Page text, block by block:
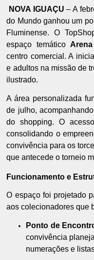
NOVA IGUAÇU – A
do Mundo ganhou um
Fluminense. O
espaço temático
centro comercial. A
e adultos na missão de
ilustrado.
A área personalizada
de julho,
do shopping. O
consolidando o
convivência para os
que antecede o torneio
Funcionamento e
O espaço foi projetado
aos colecionadores que
Ponto de
convivência
numerações e